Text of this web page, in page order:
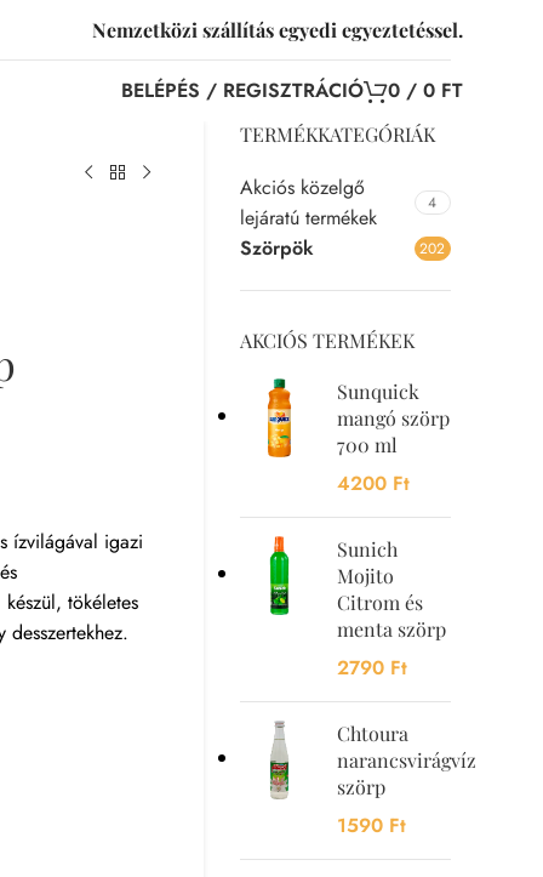
Nemzetközi szállítás egyedi egyeztetéssel.
BELÉPÉS / REGISZTRÁCIÓ 0 / 0 FT
ízvilágával igazi
tökéletes
TERMÉKKATEGÓRIÁK
Akciós közelgő
lejáratú termékek
4
Szörpök 202
AKCIÓS TERMÉKEK
Sunquick
mangó szörp
700 ml
4200 Ft
Sunich
Mojito
Citrom és
menta szörp
2790 Ft
Chtoura
narancsvirágvíz
szörp
1590 Ft